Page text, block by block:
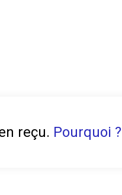
reçu. Pourquoi ?